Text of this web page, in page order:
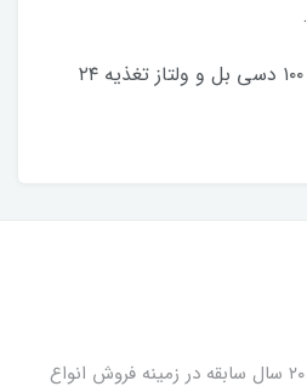
دارای شدت صدای ۸۰ تا ۱۰۰ دسی بل و ولتاز تغذیه ۲۴
با بیش از ۲۰ سال سابقه در زمینه فروش انواع